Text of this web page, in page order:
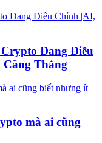
Đang Điều
Thẳng
mà ai cũng